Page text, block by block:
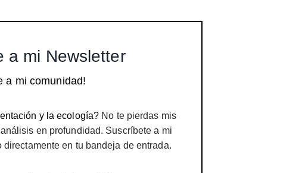
a mi Newsletter
a mi comunidad!
y la ecología? No te pierdas mis
en profundidad. Suscríbete a mi
en tu bandeja de entrada.